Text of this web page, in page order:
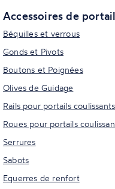
Accessoires de
Béquilles et verrous
Gonds et Pivots
Boutons et Poignées
Olives de Guidage
Rails pour portails coulissants
Roues pour portails
Serrures
Sabots
Equerres de renfort